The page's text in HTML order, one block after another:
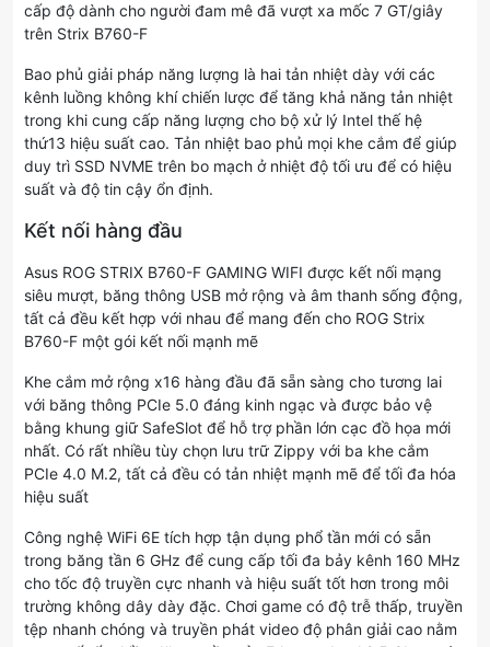
cấp độ dành cho người đam mê đã vượt xa mốc 7 GT/giây
trên Strix B760-F
Bao phủ giải pháp năng lượng là hai tản nhiệt dày với các
kênh luồng không khí chiến lược để tăng khả năng tản nhiệt
trong khi cung cấp năng lượng cho bộ xử lý Intel thế hệ
thứ13 hiệu suất cao. Tản nhiệt bao phủ mọi khe cắm để giúp
duy trì SSD NVME trên bo mạch ở nhiệt độ tối ưu để có hiệu
suất và độ tin cậy ổn định.
Kết nối hàng đầu
Asus ROG STRIX B760-F GAMING WIFI được kết nối mạng
siêu mượt, băng thông USB mở rộng và âm thanh sống động,
tất cả đều kết hợp với nhau để mang đến cho ROG Strix
B760-F một gói kết nối mạnh mẽ
Khe cắm mở rộng x16 hàng đầu đã sẵn sàng cho tương lai
với băng thông PCIe 5.0 đáng kinh ngạc và được bảo vệ
bằng khung giữ SafeSlot để hỗ trợ phần lớn cạc đồ họa mới
nhất. Có rất nhiều tùy chọn lưu trữ Zippy với ba khe cắm
PCIe 4.0 M.2, tất cả đều có tản nhiệt mạnh mẽ để tối đa hóa
hiệu suất
Công nghệ WiFi 6E tích hợp tận dụng phổ tần mới có sẵn
trong băng tần 6 GHz để cung cấp tối đa bảy kênh 160 MHz
cho tốc độ truyền cực nhanh và hiệu suất tốt hơn trong môi
trường không dây dày đặc. Chơi game có độ trễ thấp, truyền
tệp nhanh chóng và truyền phát video độ phân giải cao nằm